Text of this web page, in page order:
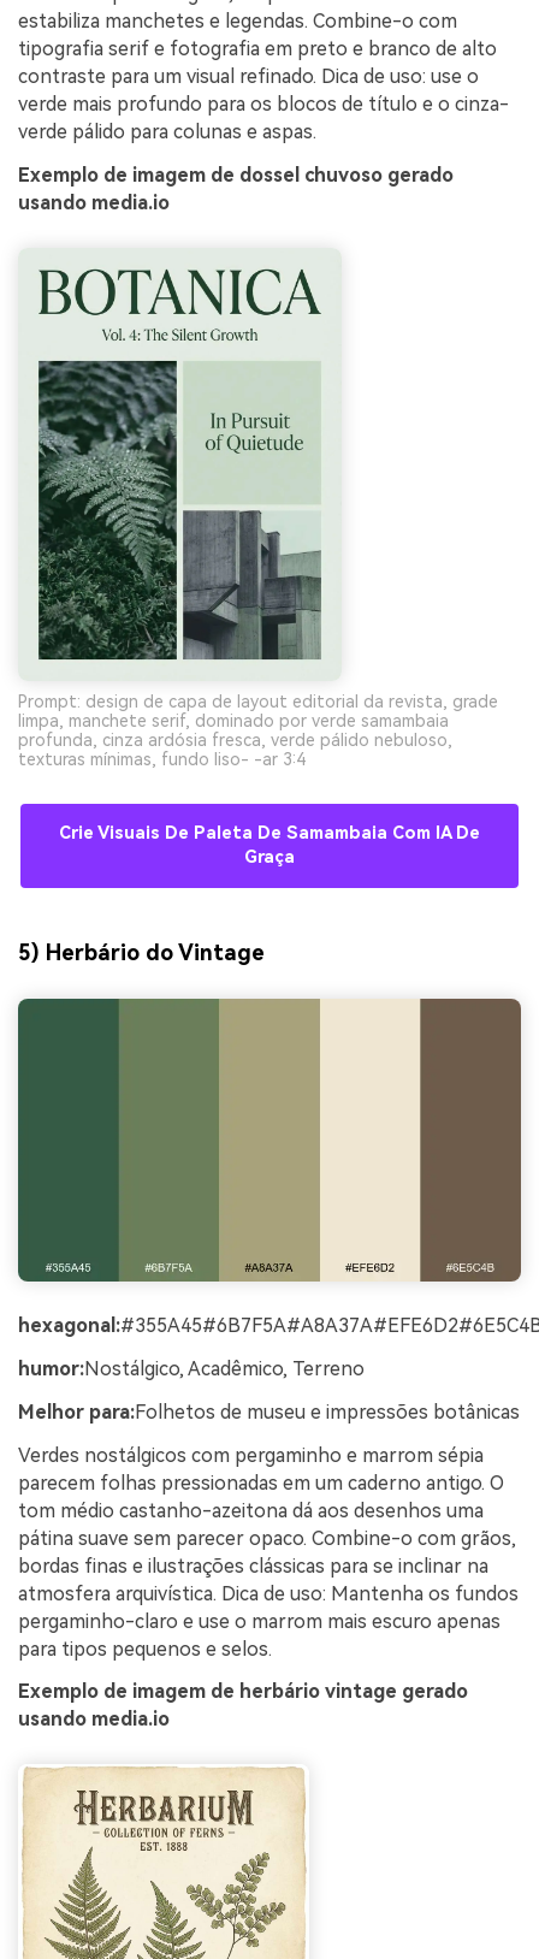
estabiliza manchetes e legendas. Combine-o com
tipografia serif e fotografia em preto e branco de alto
contraste para um visual refinado. Dica de uso: use o
verde mais profundo para os blocos de título e o cinza-
verde pálido para colunas e aspas.
Exemplo de imagem de dossel chuvoso gerado
usando media.io
Prompt: design de capa de layout editorial da revista, grade
limpa, manchete serif, dominado por verde samambaia
profunda, cinza ardósia fresca, verde pálido nebuloso,
texturas mínimas, fundo liso- -ar 3:4
Crie Visuais De Paleta De Samambaia Com IA De
Graça
5) Herbário do Vintage
hexagonal:
humor:Nostálgico, Acadêmico, Terreno
Melhor para:Folhetos de museu e impressões botânicas
Verdes nostálgicos com pergaminho e marrom sépia
parecem folhas pressionadas em um caderno antigo. O
tom médio castanho-azeitona dá aos desenhos uma
pátina suave sem parecer opaco. Combine-o com grãos,
bordas finas e ilustrações clássicas para se inclinar na
atmosfera arquivística. Dica de uso: Mantenha os fundos
pergaminho-claro e use o marrom mais escuro apenas
para tipos pequenos e selos.
Exemplo de imagem de herbário vintage gerado
usando media.io